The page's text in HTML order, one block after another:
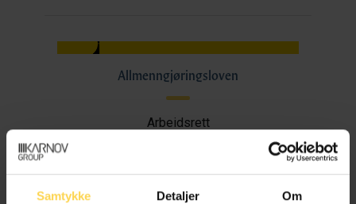
Samtykke Detaljer Om
Allmenngjøringsloven
Arbeidsrett